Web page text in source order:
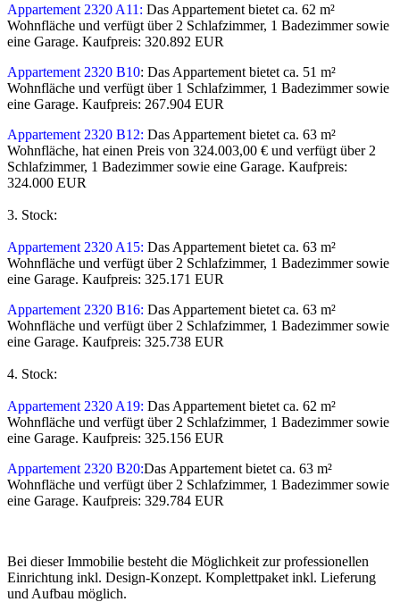
Appartement 2320 A11: Das Appartement bietet ca. 62 m²
Wohnfläche und verfügt über 2 Schlafzimmer, 1 Badezimmer sowie
eine Garage. Kaufpreis: 320.892 EUR
Appartement 2320 B10: Das Appartement bietet ca. 51 m²
Wohnfläche und verfügt über 1 Schlafzimmer, 1 Badezimmer sowie
eine Garage. Kaufpreis: 267.904 EUR
Appartement 2320 B12: Das Appartement bietet ca. 63 m²
Wohnfläche, hat einen Preis von 324.003,00 € und verfügt über 2
Schlafzimmer, 1 Badezimmer sowie eine Garage. Kaufpreis:
324.000 EUR
3. Stock:
Appartement 2320 A15: Das Appartement bietet ca. 63 m²
Wohnfläche und verfügt über 2 Schlafzimmer, 1 Badezimmer sowie
eine Garage. Kaufpreis: 325.171 EUR
Appartement 2320 B16: Das Appartement bietet ca. 63 m²
Wohnfläche und verfügt über 2 Schlafzimmer, 1 Badezimmer sowie
eine Garage. Kaufpreis: 325.738 EUR
4. Stock:
Appartement 2320 A19: Das Appartement bietet ca. 62 m²
Wohnfläche und verfügt über 2 Schlafzimmer, 1 Badezimmer sowie
eine Garage. Kaufpreis: 325.156 EUR
Appartement 2320 B20:Das Appartement bietet ca. 63 m²
Wohnfläche und verfügt über 2 Schlafzimmer, 1 Badezimmer sowie
eine Garage. Kaufpreis: 329.784 EUR
Bei dieser Immobilie besteht die Möglichkeit zur professionellen
Einrichtung inkl. Design-Konzept. Komplettpaket inkl. Lieferung
und Aufbau möglich.